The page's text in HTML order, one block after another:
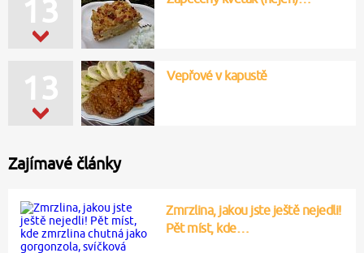
13
13 Vepřové v kapustě
Zajímavé články
Zmrzlina, jakou jste ještě nejedli!
Pět míst, kde…